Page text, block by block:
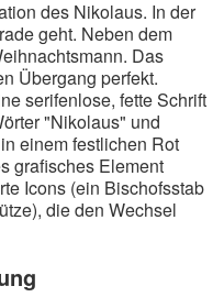
des Nikolaus. In der
geht. Neben dem
Das
Übergang perfekt.
serifenlose, fette Schrift
"Nikolaus" und
einem festlichen Rot
grafisches Element
Icons (ein Bischofsstab
die den Wechsel